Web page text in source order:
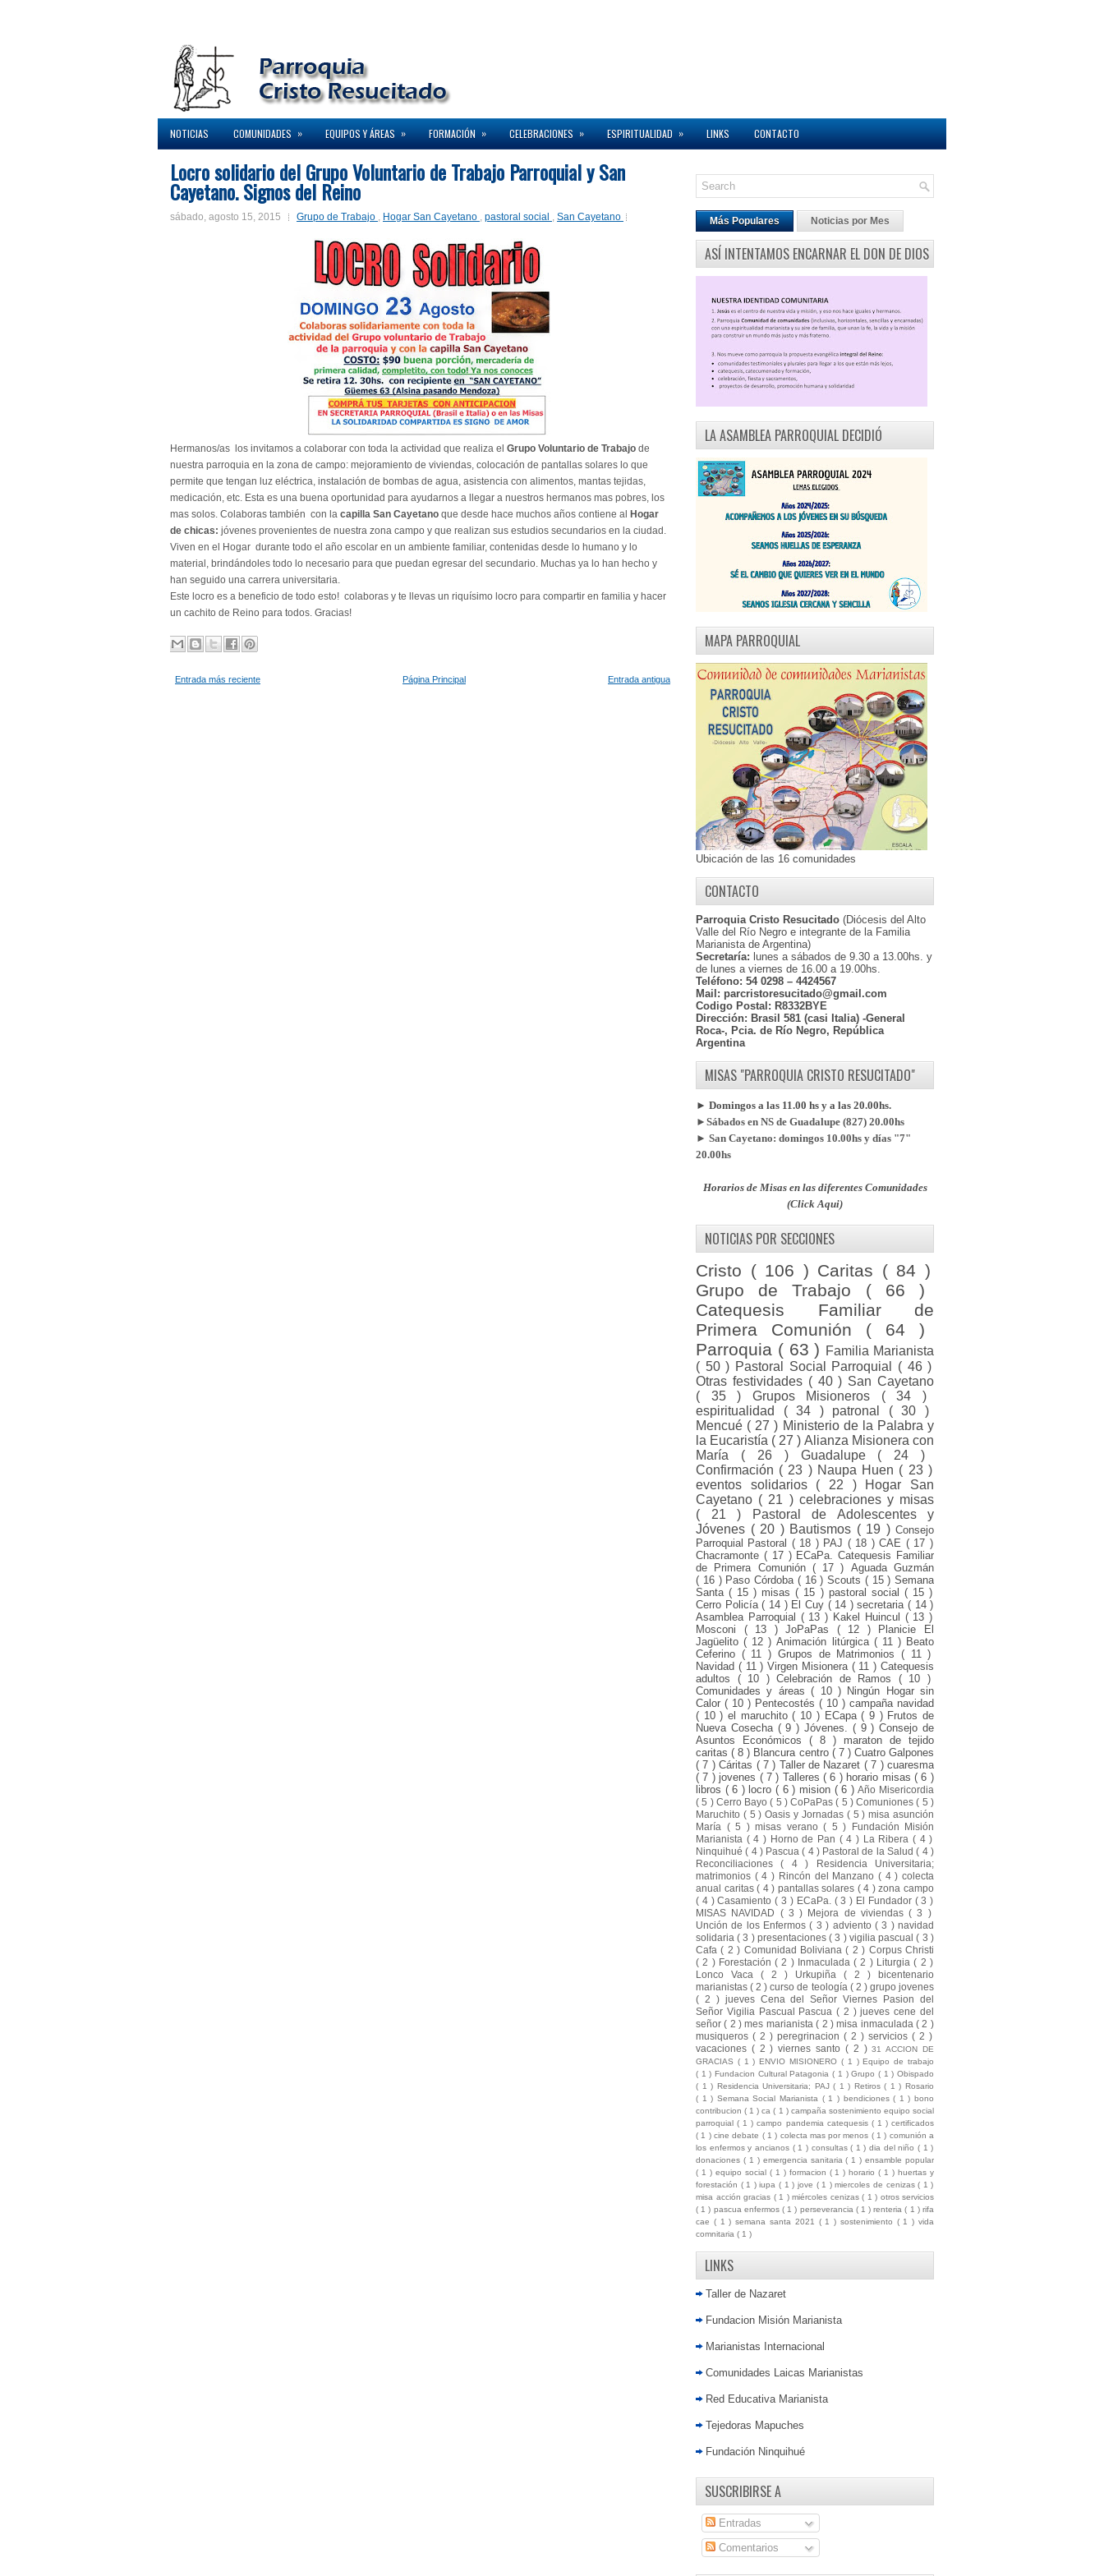
NOTICIAS COMUNIDADES » EQUIPOS Y ÁREAS » FORMACIÓN » CELEBRACIONES » ESPIRITUALIDAD » LINKS CONTACTO
Locro solidario del Grupo Voluntario de Trabajo Parroquial y San
Cayetano. Signos del Reino
sábado, agosto 15, 2015 Grupo de Trabajo , Hogar San Cayetano , pastoral social , San Cayetano
Hermanos/as los invitamos a colaborar con toda la actividad que realiza el Grupo Voluntario de Trabajo de
nuestra parroquia en la zona de campo: mejoramiento de viviendas, colocación de pantallas solares lo que
permite que tengan luz eléctrica, instalación de bombas de agua, asistencia con alimentos, mantas tejidas,
medicación, etc. Esta es una buena oportunidad para ayudarnos a llegar a nuestros hermanos mas pobres, los
mas solos. Colaboras también con la capilla San Cayetano que desde hace muchos años contiene al Hogar
de chicas: jóvenes provenientes de nuestra zona campo y que realizan sus estudios secundarios en la ciudad.
Viven en el Hogar durante todo el año escolar en un ambiente familiar, contenidas desde lo humano y lo
material, brindándoles todo lo necesario para que puedan egresar del secundario. Muchas ya lo han hecho y
han seguido una carrera universitaria.
Este locro es a beneficio de todo esto! colaboras y te llevas un riquísimo locro para compartir en familia y hacer
un cachito de Reino para todos. Gracias!
Entrada más reciente Entrada antigua
Página Principal
Más Populares Noticias por Mes
ASÍ INTENTAMOS ENCARNAR EL DON DE DIOS
LA ASAMBLEA PARROQUIAL DECIDIÓ
MAPA PARROQUIAL
Ubicación de las 16 comunidades
CONTACTO
Parroquia Cristo Resucitado (Diócesis del Alto
Valle del Río Negro e integrante de la Familia
Marianista de Argentina)
Secretaría: lunes a sábados de 9.30 a 13.00hs. y
de lunes a viernes de 16.00 a 19.00hs.
Teléfono: 54 0298 – 4424567
Mail: parcristoresucitado@gmail.com
Codigo Postal: R8332BYE
Dirección: Brasil 581 (casi Italia) -General
Roca-, Pcia. de Río Negro, República
Argentina
MISAS "PARROQUIA CRISTO RESUCITADO"
► Domingos a las 11.00 hs y a las 20.00hs.
►Sábados en NS de Guadalupe (827) 20.00hs
► San Cayetano: domingos 10.00hs y días "7"
20.00hs
Horarios de Misas en las diferentes Comunidades
(Click Aqui)
NOTICIAS POR SECCIONES
Cristo ( 106 ) Caritas ( 84 )
Grupo de Trabajo ( 66 )
Catequesis Familiar de
Primera Comunión ( 64 )
Parroquia ( 63 ) Familia Marianista
( 50 ) Pastoral Social Parroquial ( 46 )
Otras festividades ( 40 ) San Cayetano
( 35 ) Grupos Misioneros ( 34 )
espiritualidad ( 34 ) patronal ( 30 )
Mencué ( 27 ) Ministerio de la Palabra y
la Eucaristía ( 27 ) Alianza Misionera con
María ( 26 ) Guadalupe ( 24 )
Confirmación ( 23 ) Naupa Huen ( 23 )
eventos solidarios ( 22 ) Hogar San
Cayetano ( 21 ) celebraciones y misas
( 21 )
Pastoral de Adolescentes y
Jóvenes ( 20 ) Bautismos ( 19 ) Consejo
Parroquial Pastoral ( 18 ) PAJ ( 18 )CAE ( 17 )
Chacramonte ( 17 ) ECaPa. Catequesis Familiar
de Primera Comunión ( 17 ) Aguada Guzmán
( 16 ) Paso Córdoba ( 16 ) Scouts ( 15 ) Semana
Santa( 15 ) misas( 15 ) pastoral social ( 15 )
Cerro Policía( 14 ) El Cuy ( 14 )secretaria( 14 )
Asamblea Parroquial ( 13 ) Kakel Huincul ( 13 )
Mosconi ( 13 )JoPaPas ( 12 )
Planicie El
Jagüelito( 12 )Animación litúrgica ( 11 ) Beato
Ceferino ( 11 ) Grupos de Matrimonios ( 11 )
Navidad ( 11 )Virgen Misionera ( 11 )Catequesis
adultos ( 10 ) Celebración de Ramos ( 10 )
Comunidades y áreas( 10 ) Ningún Hogar sin
Calor ( 10 ) Pentecostés ( 10 ) campaña navidad
( 10 )el maruchito( 10 ) ECapa( 9 ) Frutos de
Nueva Cosecha ( 9 )Jóvenes. ( 9 )Consejo de
Asuntos Económicos ( 8 ) maraton de tejido
caritas( 8 ) Blancura centro ( 7 ) Cuatro Galpones
( 7 )Cáritas ( 7 ) Taller de Nazaret ( 7 )cuaresma
( 7 ) jovenes ( 7 ) Talleres ( 6 ) horario misas ( 6 )
libros ( 6 ) locro( 6 ) mision ( 6 )Año Misericordia
( 5 ) Cerro Bayo( 5 ) CoPaPas( 5 ) Comuniones( 5 )
Maruchito ( 5 )Oasis y Jornadas ( 5 )misa asunción
María ( 5 ) misas verano ( 5 )
Fundación Misión
Marianista ( 4 ) Horno de Pan ( 4 ) La Ribera( 4 )
Ninquihué( 4 ) Pascua( 4 ) Pastoral de la Salud( 4 )
Reconciliaciones( 4 )
Residencia Universitaria;
matrimonios ( 4 ) Rincón del Manzano ( 4 )colecta
anual caritas( 4 ) pantallas solares ( 4 )zona campo
( 4 )Casamiento( 3 ) ECaPa. ( 3 ) El Fundador ( 3 )
MISAS NAVIDAD ( 3 ) Mejora de viviendas( 3 )
Unción de los Enfermos( 3 ) adviento ( 3 )navidad
solidaria( 3 ) presentaciones( 3 ) vigilia pascual( 3 )
Cafa( 2 ) Comunidad Boliviana( 2 ) Corpus Christi
( 2 ) Forestación( 2 ) Inmaculada( 2 ) Liturgia( 2 )
Lonco Vaca ( 2 ) Urkupiña ( 2 ) bicentenario
marianistas( 2 )curso de teología ( 2 ) grupo jovenes
( 2 ) jueves Cena del Señor Viernes Pasion del
Señor Vigilia Pascual Pascua( 2 )jueves cene del
señor( 2 )mes marianista( 2 )misa inmaculada ( 2 )
musiqueros ( 2 ) peregrinacion ( 2 ) servicios ( 2 )
vacaciones ( 2 )viernes santo ( 2 )31 ACCION DE
GRACIAS ( 1 )ENVIO MISIONERO ( 1 )Equipo de trabajo
( 1 )Fundacion Cultural Patagonia( 1 )Grupo ( 1 )Obispado
( 1 ) Residencia Universitaria; PAJ( 1 ) Retiros( 1 )Rosario
( 1 ) Semana Social Marianista ( 1 ) bendiciones( 1 )bono
contribucion( 1 )ca( 1 ) campaña sostenimiento equipo social
parroquial( 1 )campo pandemia catequesis ( 1 )certificados
( 1 ) cine debate ( 1 ) colecta mas por menos ( 1 ) comunión a
los enfermos y ancianos ( 1 ) consultas( 1 )dia del niño( 1 )
donaciones ( 1 ) emergencia sanitaria( 1 )ensamble popular
( 1 ) equipo social ( 1 ) formacion ( 1 )horario( 1 )huertas y
forestación ( 1 )iupa( 1 ) jove ( 1 )miercoles de cenizas( 1 )
misa acción gracias ( 1 ) miércoles cenizas ( 1 ) otros servicios
( 1 ) pascua enfermos ( 1 ) perseverancia ( 1 )renteria( 1 ) rifa
cae ( 1 )semana santa 2021 ( 1 ) sostenimiento ( 1 )vida
comnitaria ( 1 )
LINKS
Taller de Nazaret
Fundacion Misión Marianista
Marianistas Internacional
Comunidades Laicas Marianistas
Red Educativa Marianista
Tejedoras Mapuches
Fundación Ninquihué
SUSCRIBIRSE A
Entradas
Comentarios